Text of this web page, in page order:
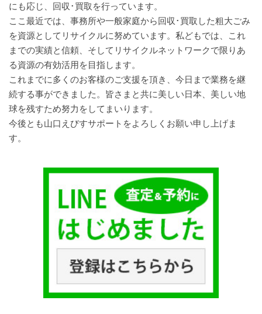
にも応じ、回収･買取を行っています。
ここ最近では、事務所や一般家庭から回収･買取した粗大ごみ
を資源としてリサイクルに努めています。私どもでは、これ
までの実績と信頼、そしてリサイクルネットワークで限りあ
る資源の有効活用を目指します。
これまでに多くのお客様のご支援を頂き、今日まで業務を継
続する事ができました。皆さまと共に美しい日本、美しい地
球を残すため努力をしてまいります。
今後とも山口えびすサポートをよろしくお願い申し上げま
す。